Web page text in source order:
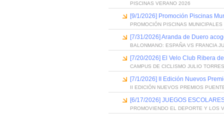
PISCINAS VERANO 2026
[9/1/2026] Promoción Piscinas
PROMOCIÓN PISCINAS
[7/31/2026] Aranda de Duero
BALONMANO: ESPAÑA VS FRANCIA
[7/20/2026] El Velo Club Ribera
CAMPUS DE CICLISMO JULIO
[7/1/2026] II Edición Nuevos
II EDICIÓN NUEVOS PREMIOS
[6/17/2026] JUEGOS
PROMOVIENDO EL DEPORTE Y LOS